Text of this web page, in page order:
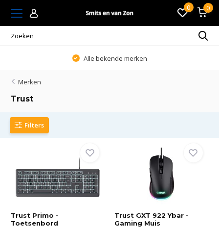
0 0
Alle bekende merken
Merken
Trust
Filters
Trust Primo -
Toetsenbord
Trust GXT 922 Ybar -
Gaming Muis